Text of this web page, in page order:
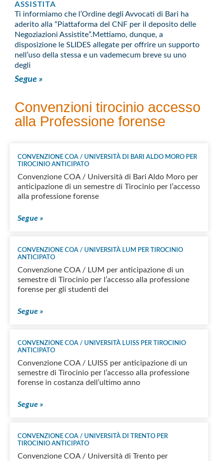
ASSISTITA
Ti informiamo che l’Ordine degli Avvocati di Bari ha
aderito alla “Piattaforma del CNF per il deposito delle
Negoziazioni Assistite”.Mettiamo, dunque, a
disposizione le SLIDES allegate per offrire un supporto
nell’uso della stessa e un vademecum breve su uno
degli
Segue »
Convenzioni tirocinio accesso
alla Professione forense
CONVENZIONE COA / UNIVERSITÀ DI BARI ALDO MORO PER
TIROCINIO ANTICIPATO
Convenzione COA / Università di Bari Aldo Moro per
anticipazione di un semestre di Tirocinio per l’accesso
alla professione forense
Segue »
CONVENZIONE COA / UNIVERSITÀ LUM PER TIROCINIO
ANTICIPATO
Convenzione COA / LUM per anticipazione di un
semestre di Tirocinio per l’accesso alla professione
forense per gli studenti dei
Segue »
CONVENZIONE COA / UNIVERSITÀ LUISS PER TIROCINIO
ANTICIPATO
Convenzione COA / LUISS per anticipazione di un
semestre di Tirocinio per l’accesso alla professione
forense in costanza dell’ultimo anno
Segue »
CONVENZIONE COA / UNIVERSITÀ DI TRENTO PER
TIROCINIO ANTICIPATO
Convenzione COA / Università di Trento per